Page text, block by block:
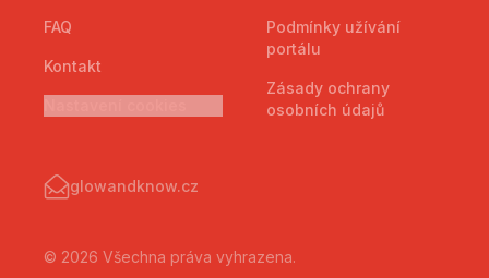
FAQ
Kontakt
Podmínky užívání
portálu
Zásady ochrany
osobních údajů
glowandknow.cz
© 2026 Všechna práva vyhrazena.